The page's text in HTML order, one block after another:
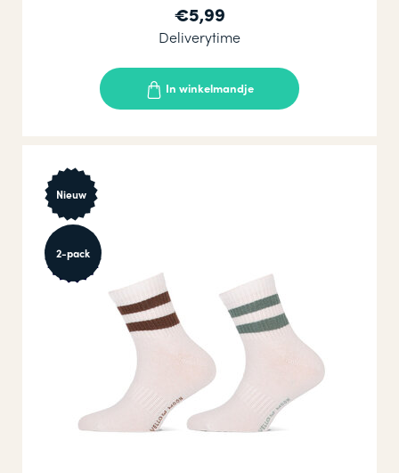
€5,99
Deliverytime
In winkelmandje
Nieuw
2-pack
Zonder
naad